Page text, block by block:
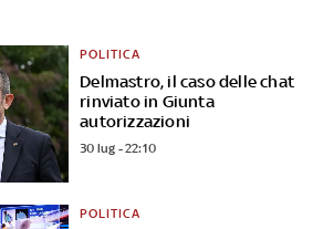
Delmastro, il caso delle chat
rinviato in Giunta
autorizzazioni
POLITICA
30 lug - 22:10
POLITICA